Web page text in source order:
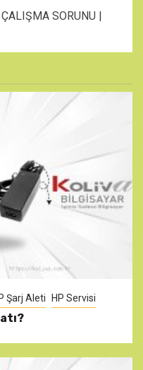
SORUNU |
Şarj Aleti HP Servisi